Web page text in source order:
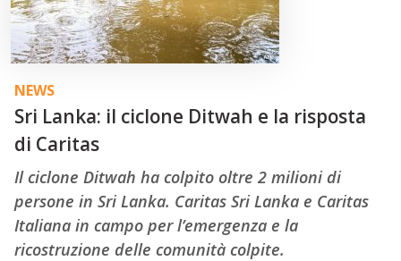
NEWS
Sri Lanka: il ciclone Ditwah e la risposta
di Caritas
Il ciclone Ditwah ha colpito oltre 2 milioni di
persone in Sri Lanka. Caritas Sri Lanka e Caritas
Italiana in campo per l’emergenza e la
ricostruzione delle comunità colpite.